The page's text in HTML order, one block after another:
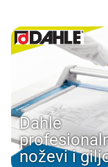
Dahle
noževi i